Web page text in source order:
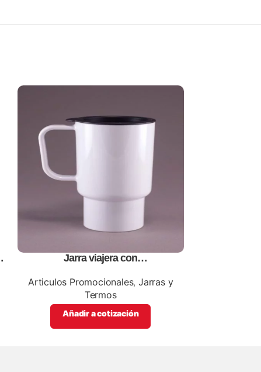
Jarra viajera con
full color
Articulos Promocionales,Jarras y
Termos
Añadir a cotización